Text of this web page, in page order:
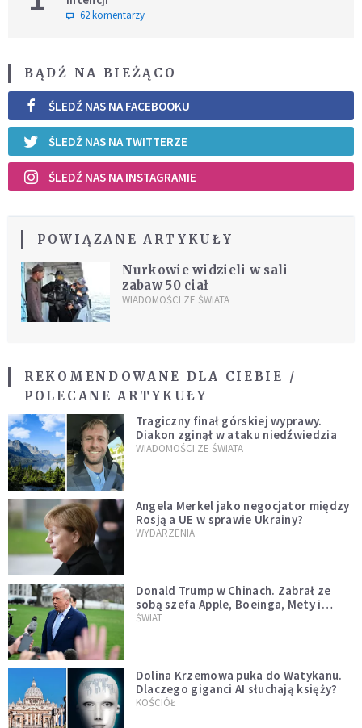
62 komentarzy
BĄDŹ NA BIEŻĄCO
ŚLEDŹ NAS NA FACEBOOKU
ŚLEDŹ NAS NA TWITTERZE
ŚLEDŹ NAS NA INSTAGRAMIE
POWIĄZANE ARTYKUŁY
Nurkowie widzieli w sali
zabaw 50 ciał
WIADOMOŚCI ZE ŚWIATA
REKOMENDOWANE DLA CIEBIE /
POLECANE ARTYKUŁY
Tragiczny finał górskiej wyprawy.
Diakon zginął w ataku niedźwiedzia
WIADOMOŚCI ZE ŚWIATA
Angela Merkel jako negocjator między
Rosją a UE w sprawie Ukrainy?
WYDARZENIA
Donald Trump w Chinach. Zabrał ze
sobą szefa Apple, Boeinga, Mety i
Muska
ŚWIAT
Dolina Krzemowa puka do Watykanu.
Dlaczego giganci AI słuchają księży?
KOŚCIÓŁ